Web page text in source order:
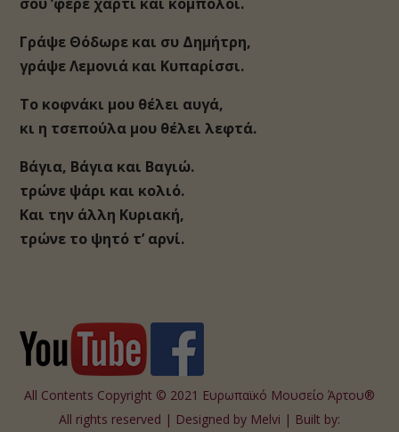
Γράψε Θόδωρε και συ Δημήτρη,
γράψε Λεμονιά και Κυπαρίσσι.
Το κοφνάκι μου θέλει αυγά,
κι η τσεπούλα μου θέλει λεφτά.
Βάγια, Βάγια και Βαγιώ.
τρώνε ψάρι και κολιό.
Και την άλλη Κυριακή,
τρώνε το ψητό τ’ αρνί.
All Contents Copyright © 2021 Ευρωπαϊκό Μουσείο Άρτου®
All rights reserved | Designed by Melvi | Built by: